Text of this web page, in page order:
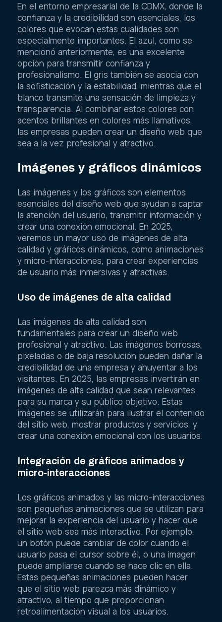
En el entorno empresarial de la CDMX, donde la
confianza y la credibilidad son esenciales, los
colores que evocan estas cualidades son
especialmente importantes. El azul, como se
mencionó anteriormente, es una excelente
opción para transmitir confianza y
profesionalismo. El gris también se asocia con
la sofisticación y la estabilidad, mientras que el
blanco transmite una sensación de limpieza y
transparencia. Al combinar estos colores con
acentos brillantes en colores más llamativos,
las empresas pueden crear un diseño web que
sea a la vez profesional y atractivo.
Imágenes y gráficos dinámicos
Las imágenes y los gráficos son elementos
esenciales del diseño web que ayudan a captar
la atención del usuario, transmitir información y
crear una conexión emocional. En 2025,
veremos un mayor uso de imágenes de alta
calidad y gráficos dinámicos, como animaciones
y micro-interacciones, para crear experiencias
de usuario más inmersivas y atractivas.
Uso de imágenes de alta calidad
Las imágenes de alta calidad son
fundamentales para crear un diseño web
profesional y atractivo. Las imágenes borrosas,
pixeladas o de baja resolución pueden dañar la
credibilidad de una empresa y ahuyentar a los
visitantes. En 2025, las empresas invertirán en
imágenes de alta calidad que sean relevantes
para su marca y su público objetivo. Estas
imágenes se utilizarán para ilustrar el contenido
del sitio web, mostrar productos y servicios, y
crear una conexión emocional con los usuarios.
Integración de gráficos animados y
micro-interacciones
Los gráficos animados y las micro-interacciones
son pequeñas animaciones que se utilizan para
mejorar la experiencia del usuario y hacer que
el sitio web sea más interactivo. Por ejemplo,
un botón puede cambiar de color cuando el
usuario pasa el cursor sobre él, o una imagen
puede ampliarse cuando se hace clic en ella.
Estas pequeñas animaciones pueden hacer
que el sitio web parezca más dinámico y
atractivo, al tiempo que proporcionan
retroalimentación visual a los usuarios.